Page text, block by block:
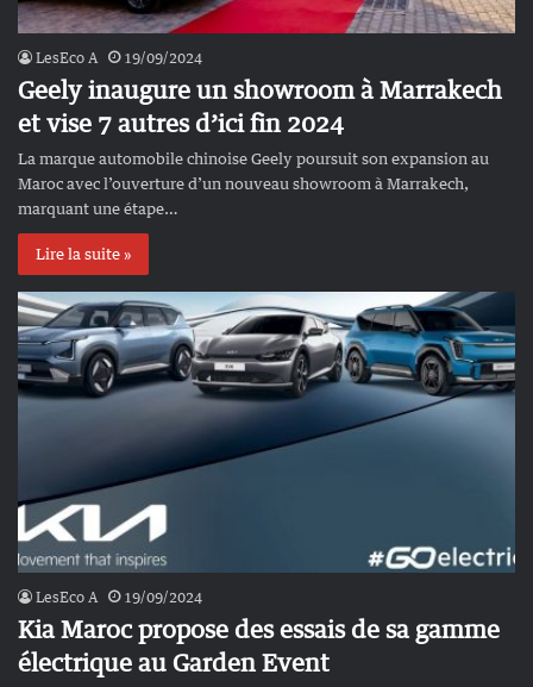
LesEco A 19/09/2024
Geely inaugure un showroom à Marrakech
et vise 7 autres d’ici fin 2024
La marque automobile chinoise Geely poursuit son expansion au
Maroc avec l’ouverture d’un nouveau showroom à Marrakech,
marquant une étape…
Lire la suite »
LesEco A 19/09/2024
Kia Maroc propose des essais de sa gamme
électrique au Garden Event